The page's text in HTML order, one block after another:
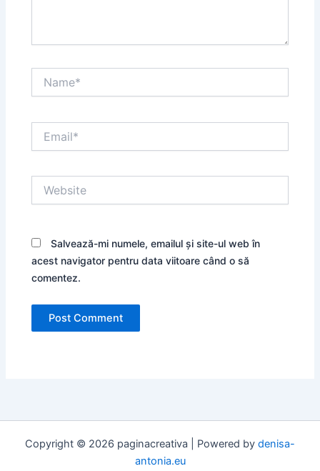
Salvează-mi numele, emailul și site-ul web în
acest navigator pentru data viitoare când o să
comentez.
Copyright © 2026 paginacreativa | Powered by denisa-
antonia.eu